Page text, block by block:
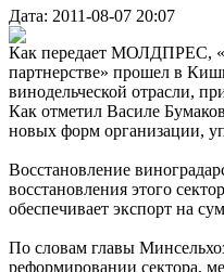
Дата: 2011-08-07 20:07
Как передает МОЛДПРЕС,
партнерстве» прошел в
винодельческой отрасли,
Как отметил Василе
новых форм организации,
Восстановление
восстановления этого
обеспечивает экспорт на
По словам главы
реформировании сектора,